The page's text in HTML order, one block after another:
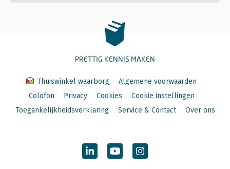
PRETTIG KENNIS MAKEN
Thuiswinkel waarborg
Algemene voorwaarden
Colofon
Privacy Cookies
Cookie instellingen
Toegankelijkheidsverklaring
Service & Contact Over ons